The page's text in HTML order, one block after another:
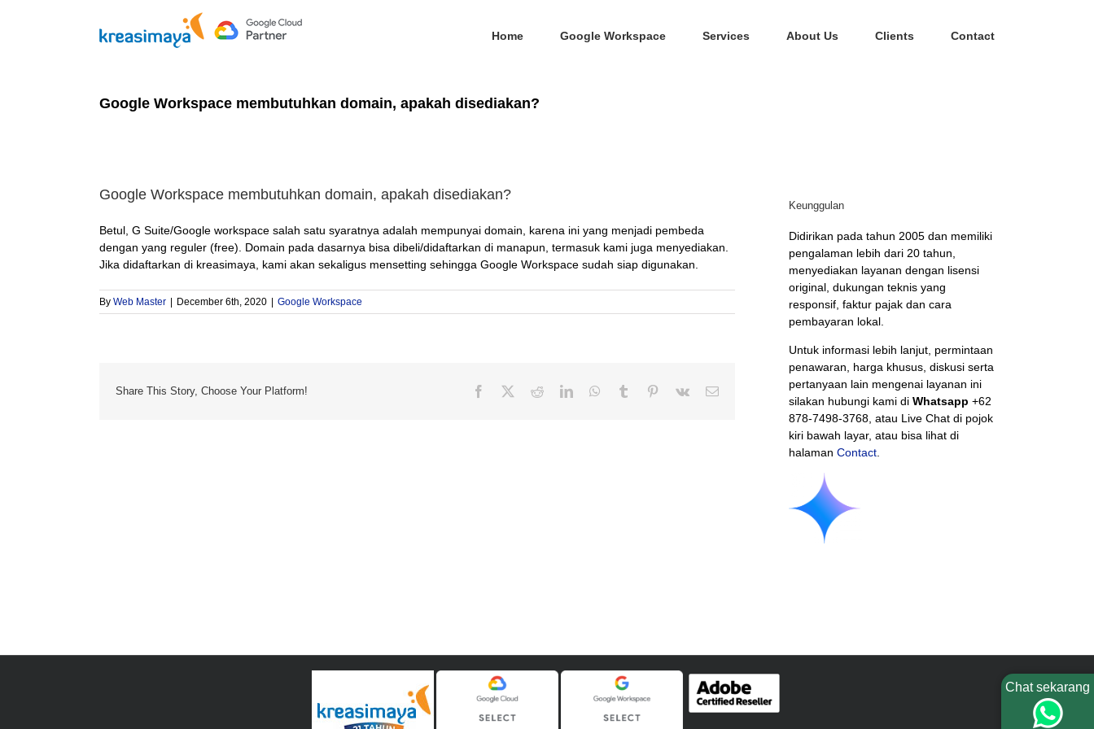
Home Google Workspace Services About Us Clients Contact
Google Workspace membutuhkan domain, apakah disediakan?
Google Workspace membutuhkan domain, apakah disediakan?
Betul, G Suite/Google workspace salah satu syaratnya adalah mempunyai domain, karena ini yang menjadi pembeda
dengan yang reguler (free). Domain pada dasarnya bisa dibeli/didaftarkan di manapun, termasuk kami juga menyediakan.
Jika didaftarkan di kreasimaya, kami akan sekaligus mensetting sehingga Google Workspace sudah siap digunakan.
By Web Master | December 6th, 2020 | Google Workspace
Share This Story, Choose Your Platform! Facebook RedditLinkedInWhatsApp
Tumblr Pinterest
Vk Email
Keunggulan
Didirikan pada tahun 2005 dan memiliki
pengalaman lebih dari 20 tahun,
menyediakan layanan dengan lisensi
original, dukungan teknis yang
responsif, faktur pajak dan cara
pembayaran lokal.
Untuk informasi lebih lanjut, permintaan
penawaran, harga khusus, diskusi serta
pertanyaan lain mengenai layanan ini
silakan hubungi kami di Whatsapp +62
878-7498-3768, atau Live Chat di pojok
kiri bawah layar, atau bisa lihat di
halaman Contact
Chat sekarang